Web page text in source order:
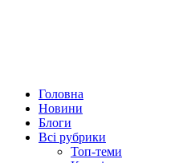
Головна
Новини
Блоги
Всі рубрики
Топ-теми